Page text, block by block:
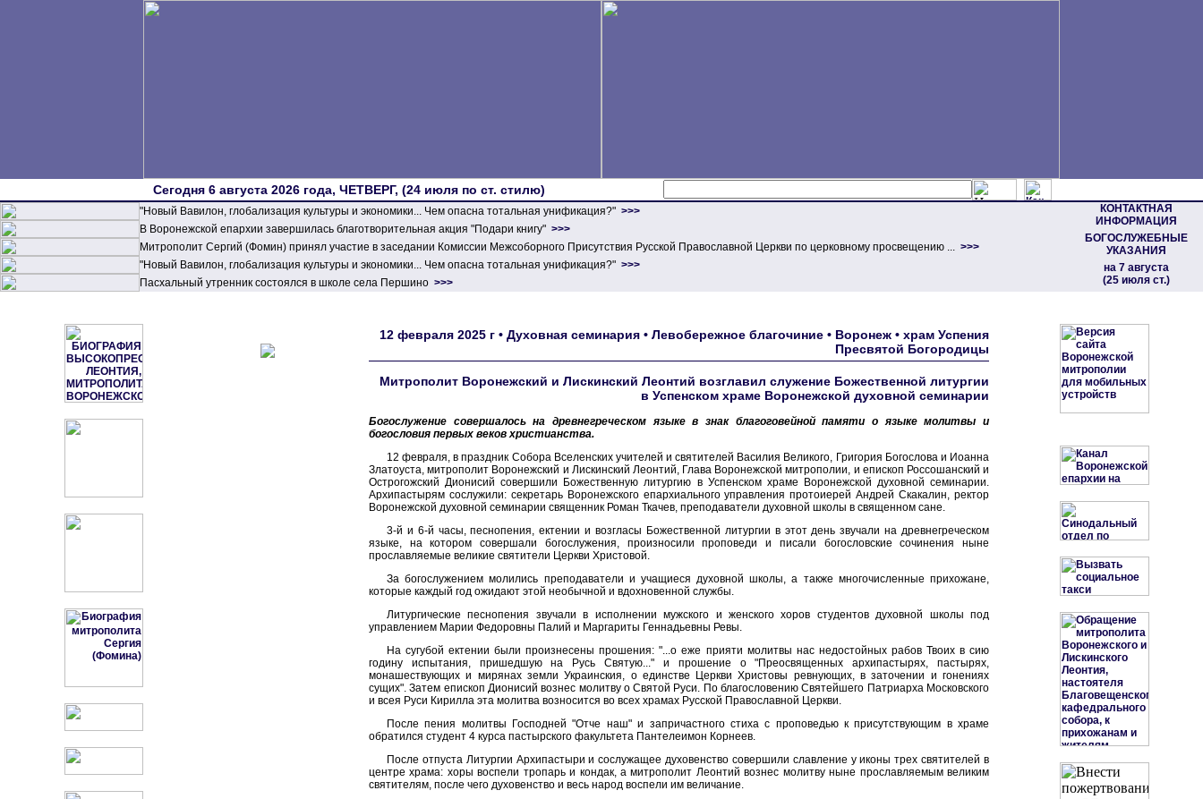
Сегодня 6 августа 2026 года, ЧЕТВЕРГ, (24 июля по ст. стилю)
"Новый Вавилон, глобализация культуры и экономики... Чем опасна тотальная унификация?" >>>
КОНТАКТНАЯ
ИНФОРМАЦИЯ
БОГОСЛУЖЕБНЫЕ
УКАЗАНИЯ
на 7 августа
(25 июля ст.)
В Воронежской епархии завершилась благотворительная акция "Подари книгу" >>>
Митрополит Сергий (Фомин) принял участие в заседании Комиссии Межсоборного Присутствия Русской Православной Церкви по церковному просвещению ... >>>
"Новый Вавилон, глобализация культуры и экономики... Чем опасна тотальная унификация?" >>>
Пасхальный утренник состоялся в школе села Першино >>>
12 февраля 2025 г • Духовная семинария • Левобережное благочиние • Воронеж • храм Успения
Пресвятой Богородицы
Митрополит Воронежский и Лискинский Леонтий возглавил служение Божественной литургии
в Успенском храме Воронежской духовной семинарии
Богослужение совершалось на древнегреческом языке в знак благоговейной памяти о языке молитвы и
богословия первых веков христианства.
12 февраля, в праздник Собора Вселенских учителей и святителей Василия Великого, Григория Богослова и Иоанна
Златоуста, митрополит Воронежский и Лискинский Леонтий, Глава Воронежской митрополии, и епископ Россошанский и
Острогожский Дионисий совершили Божественную литургию в Успенском храме Воронежской духовной семинарии.
Архипастырям сослужили: секретарь Воронежского епархиального управления протоиерей Андрей Скакалин, ректор
Воронежской духовной семинарии священник Роман Ткачев, преподаватели духовной школы в священном сане.
3-й и 6-й часы, песнопения, ектении и возгласы Божественной литургии в этот день звучали на древнегреческом
языке, на котором совершали богослужения, произносили проповеди и писали богословские сочинения ныне
прославляемые великие святители Церкви Христовой.
За богослужением молились преподаватели и учащиеся духовной школы, а также многочисленные прихожане,
которые каждый год ожидают этой необычной и вдохновенной службы.
Литургические песнопения звучали в исполнении мужского и женского хоров студентов духовной школы под
управлением Марии Федоровны Палий и Маргариты Геннадьевны Ревы.
На сугубой ектении были произнесены прошения: "...о еже прияти молитвы нас недостойных рабов Твоих в сию
годину испытания, пришедшую на Русь Святую..." и прошение о "Преосвященных архипастырях, пастырях,
монашествующих и мирянах земли Украинския, о единстве Церкви Христовы ревнующих, в заточении и гонениях
сущих". Затем епископ Дионисий вознес молитву о Святой Руси. По благословению Святейшего Патриарха Московского
и всея Руси Кирилла эта молитва возносится во всех храмах Русской Православной Церкви.
После пения молитвы Господней "Отче наш" и запричастного стиха с проповедью к присутствующим в храме
обратился студент 4 курса пастырского факультета Пантелеимон Корнеев.
После отпуста Литургии Архипастыри и сослужащее духовенство совершили славление у иконы трех святителей в
центре храма: хоры воспели тропарь и кондак, а митрополит Леонтий вознес молитву ныне прославляемым великим
святителям, после чего духовенство и весь народ воспели им величание.